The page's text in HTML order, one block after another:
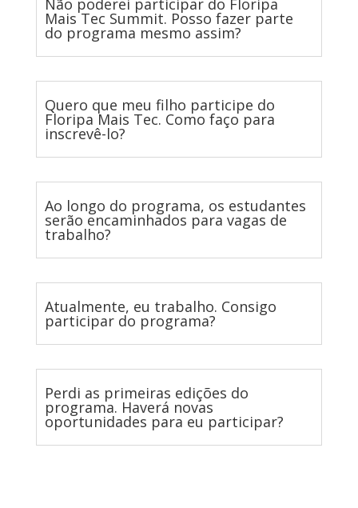
Não poderei participar do Floripa
Mais Tec Summit. Posso fazer parte
do programa mesmo assim?
Quero que meu filho participe do
Floripa Mais Tec. Como faço para
inscrevê-lo?
Ao longo do programa, os estudantes
serão encaminhados para vagas de
trabalho?
Atualmente, eu trabalho. Consigo
participar do programa?
Perdi as primeiras edições do
programa. Haverá novas
oportunidades para eu participar?